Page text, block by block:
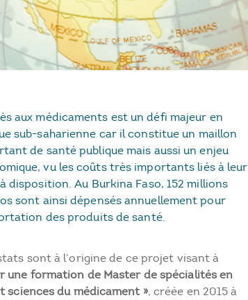
aux médicaments est un défi majeur en
sub-saharienne car il constitue un maillon
de santé publique mais aussi un enjeu
vu les coûts très importants liés à leur
disposition. Au Burkina Faso, 152 millions
sont ainsi dépensés annuellement pour
des produits de santé.
sont à l’origine de ce projet visant à
une formation de Master de spécialités en
sciences du médicament », créée en 2015 à